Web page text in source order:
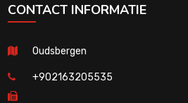
CONTACT INFORMATIE
Oudsbergen
+902163205535